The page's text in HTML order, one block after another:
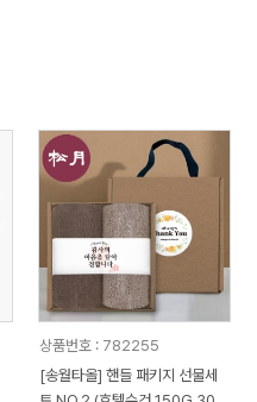
상품번호 : 782255
[송월타올] 핸들 패키지 선물세